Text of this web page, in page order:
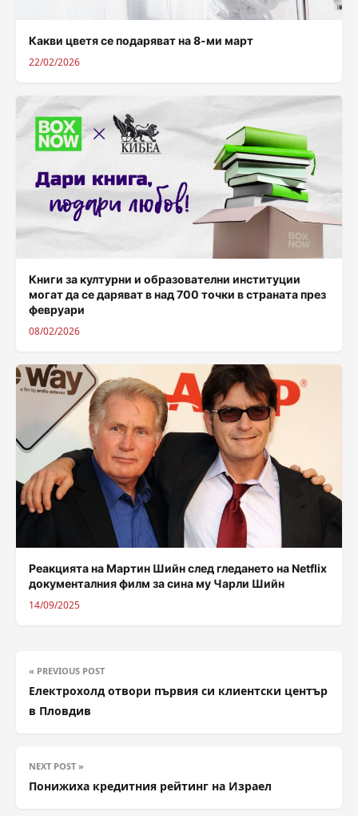
Какви цветя се подаряват на 8-ми март
22/02/2026
Книги за културни и образователни институции
могат да се даряват в над 700 точки в страната през
февруари
08/02/2026
Реакцията на Мартин Шийн след гледането на Netflix
документалния филм за сина му Чарли Шийн
14/09/2025
« PREVIOUS POST
Електрохолд отвори първия си клиентски център
в Пловдив
NEXT POST »
Понижиха кредитния рейтинг на Израел